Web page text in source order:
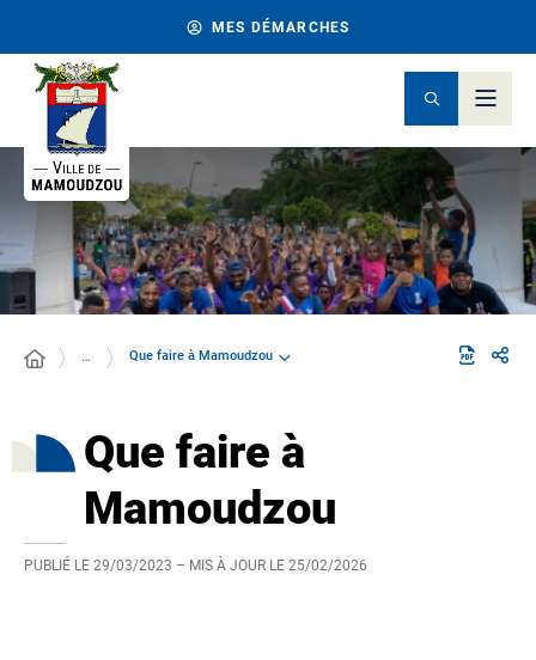
MES DÉMARCHES
… Que faire à Mamoudzou
Que faire à
Mamoudzou
PUBLIÉ LE 29/03/2023 – MIS À JOUR LE 25/02/2026